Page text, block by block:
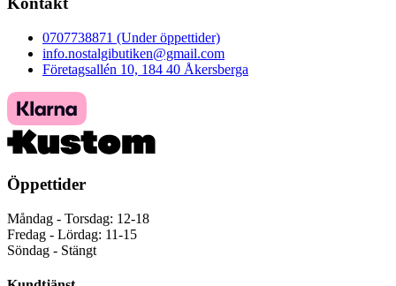
0707738871 (Under öppettider)
info.nostalgibutiken@gmail.com
Företagsallén 10, 184 40 Åkersberga
Öppettider
Måndag - Torsdag: 12-18
Fredag - Lördag: 11-15
Söndag - Stängt